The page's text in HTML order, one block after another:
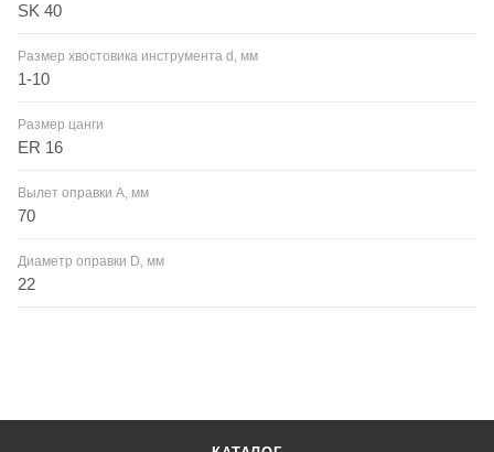
SK 40
Размер хвостовика инструмента d, мм
1-10
Размер цанги
ER 16
Вылет оправки A, мм
70
Диаметр оправки D, мм
22